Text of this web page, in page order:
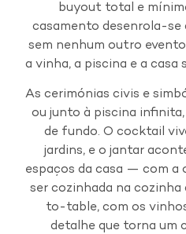
buyout total e
casamento desenrola-se
sem nenhum outro
a vinha, a piscina e a casa
As cerimónias civis e
ou junto à piscina
de fundo. O cocktail
jardins, e o jantar
espaços da casa — com a
ser cozinhada na
to-table, com os
detalhe que torna um